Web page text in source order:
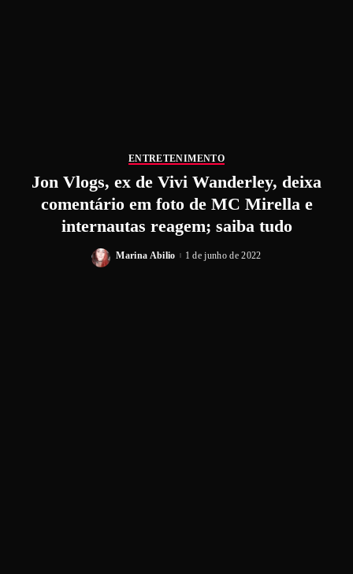
ENTRETENIMENTO
Jon Vlogs, ex de Vivi Wanderley, deixa
comentário em foto de MC Mirella e
internautas reagem; saiba tudo
Marina Abilio 1 de junho de 2022